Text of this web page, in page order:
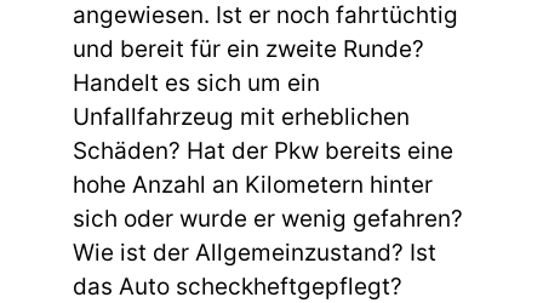
angewiesen. Ist er noch fahrtüchtig
und bereit für ein zweite Runde?
Handelt es sich um ein
Unfallfahrzeug mit erheblichen
Schäden? Hat der Pkw bereits eine
hohe Anzahl an Kilometern hinter
sich oder wurde er wenig gefahren?
Wie ist der Allgemeinzustand? Ist
das Auto scheckheftgepflegt?